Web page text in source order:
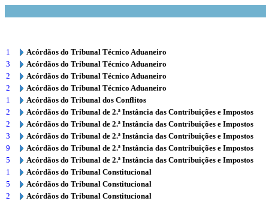
1
Acórdãos do Tribunal Técnico Aduaneiro
3
Acórdãos do Tribunal Técnico Aduaneiro
2
Acórdãos do Tribunal Técnico Aduaneiro
2
Acórdãos do Tribunal Técnico Aduaneiro
1
Acórdãos do Tribunal dos Conflitos
2
Acórdãos do Tribunal de 2.ª Instância das Contribuições e Impostos
2
Acórdãos do Tribunal de 2.ª Instância das Contribuições e Impostos
3
Acórdãos do Tribunal de 2.ª Instância das Contribuições e Impostos
9
Acórdãos do Tribunal de 2.ª Instância das Contribuições e Impostos
5
Acórdãos do Tribunal de 2.ª Instância das Contribuições e Impostos
1
Acórdãos do Tribunal Constitucional
5
Acórdãos do Tribunal Constitucional
2
Acórdãos do Tribunal Constitucional